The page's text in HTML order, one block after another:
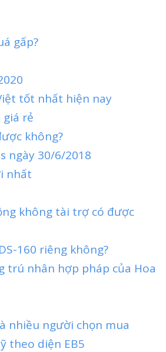
gấp?
tốt nhất hiện nay
rẻ
không?
ngày 30/6/2018
nhất
không tài trợ có được
160 riêng không?
trú nhân hợp pháp của Hoa
nhiều người chọn mua
theo diện EB5